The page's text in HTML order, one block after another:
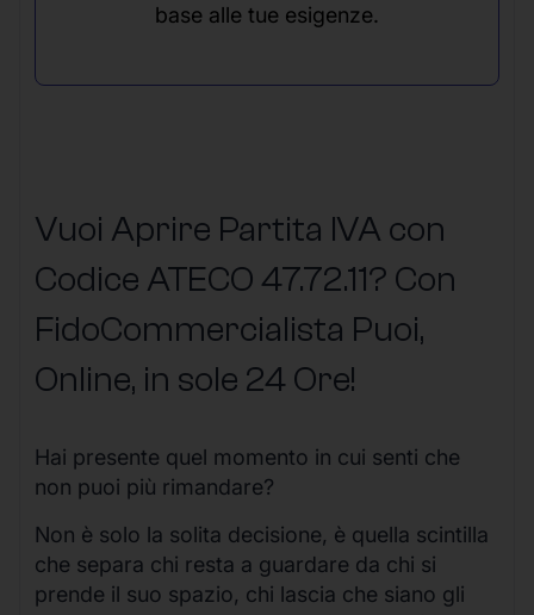
base alle tue esigenze.
Vuoi Aprire Partita IVA con
Codice ATECO 47.72.11? Con
FidoCommercialista Puoi,
Online, in sole 24 Ore!
Hai presente quel momento in cui senti che
non puoi più rimandare?
Non è solo la solita decisione, è quella scintilla
che separa chi resta a guardare da chi si
prende il suo spazio, chi lascia che siano gli